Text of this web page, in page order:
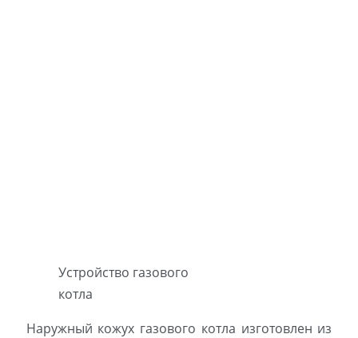
Устройство газового
котла
Наружный кожух газового котла изготовлен из